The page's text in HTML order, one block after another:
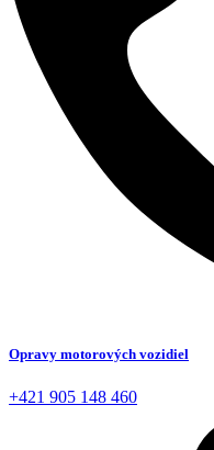
Opravy motorových vozidiel
+421 905 148 460